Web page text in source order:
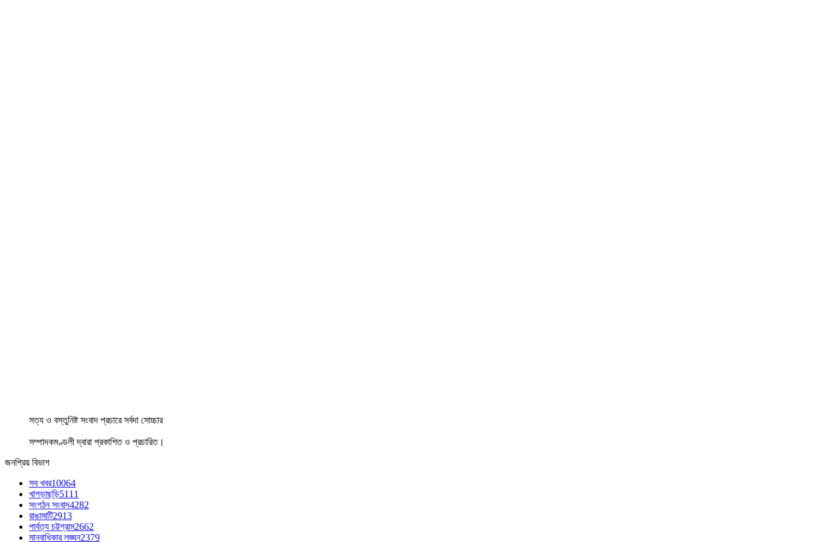
সত্য ও বস্তুনিষ্ট সংবাদ প্রচারে সর্বদা সোচ্চার
সম্পাদকমণ্ডলী দ্বারা প্রকাশিত ও প্রচারিত।
জনপ্রিয় বিভাগ
সব খবর10064
খাগড়াছড়ি5111
সংগঠন সংবাদ4282
রাঙামাটি2913
পার্বত্য চট্টগ্রাম2662
মানবাধিকার লঙ্ঘন2379